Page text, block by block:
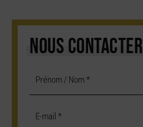
NOUS CONTACTER